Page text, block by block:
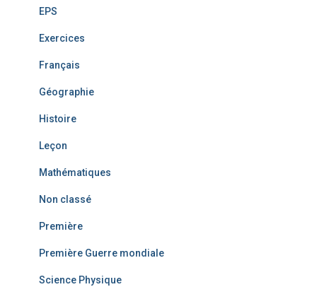
EPS
Exercices
Français
Géographie
Histoire
Leçon
Mathématiques
Non classé
Première
Première Guerre mondiale
Science Physique